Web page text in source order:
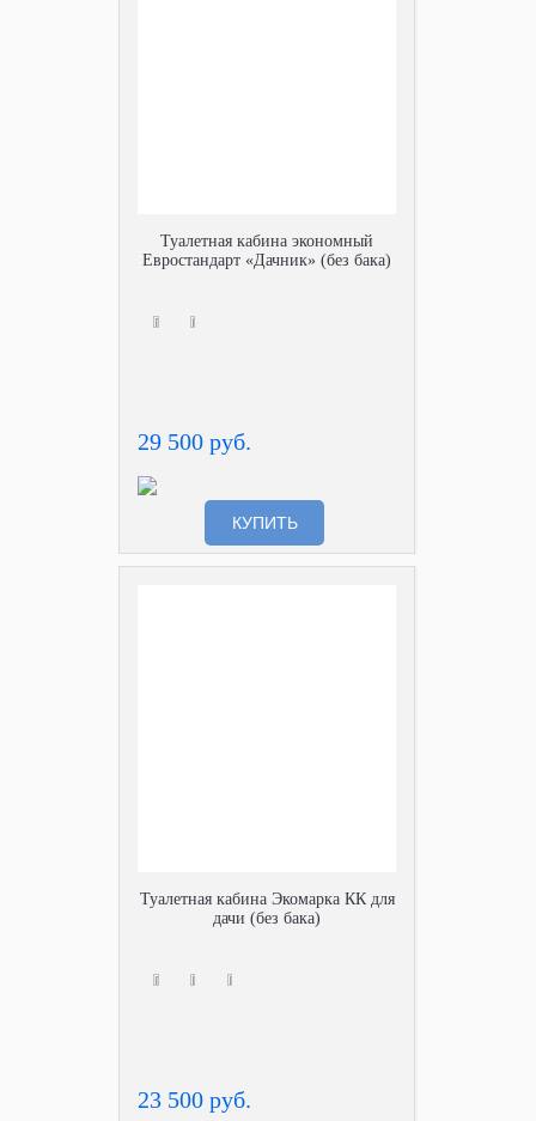
Туалетная кабина экономный
Евростандарт «Дачник» (без бака)
29 500 руб.
КУПИТЬ
Туалетная кабина Экомарка КК для
дачи (без бака)
23 500 руб.